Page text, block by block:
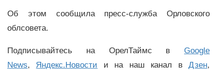
Об этом сообщила пресс-служба Орловского
облсовета.
Подписывайтесь на ОрелТаймс в Google
News, Яндекс.Новости и на наш канал вДзен,